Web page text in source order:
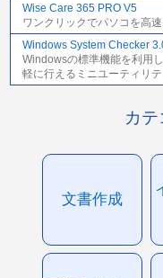
Wise Care 365 PRO V5
ワンクリックでパソコを高
Windows System Checker
Windowsの標準機能を利用
軽に行えるミニユーティリテ
カ
文書作成